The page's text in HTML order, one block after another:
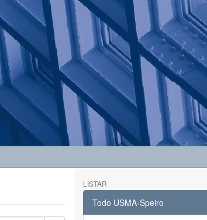
LISTAR
Todo USMA-Speiro